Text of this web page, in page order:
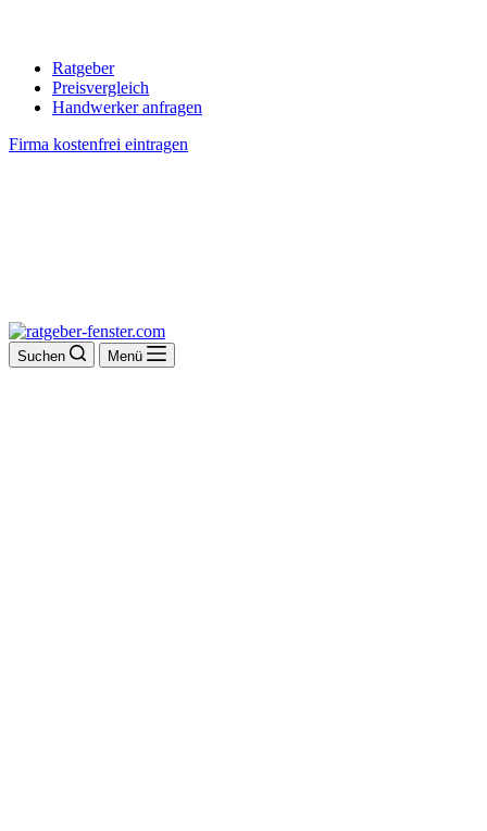
Ratgeber
Preisvergleich
Handwerker anfragen
Firma kostenfrei eintragen
Suchen Menü